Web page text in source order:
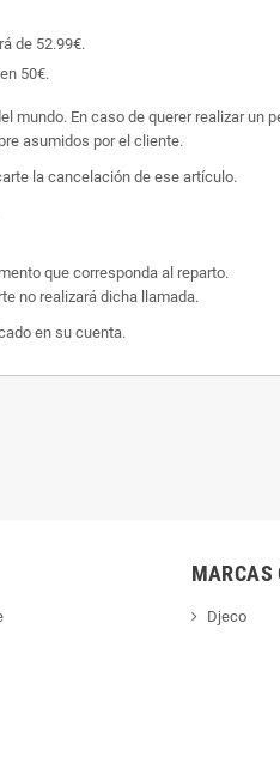
de 52.99€.
50€.
mundo. En caso de querer realizar un
asumidos por el cliente.
la cancelación de ese artículo.
que corresponda al reparto.
no realizará dicha llamada.
en su cuenta.
MARCAS
Djeco